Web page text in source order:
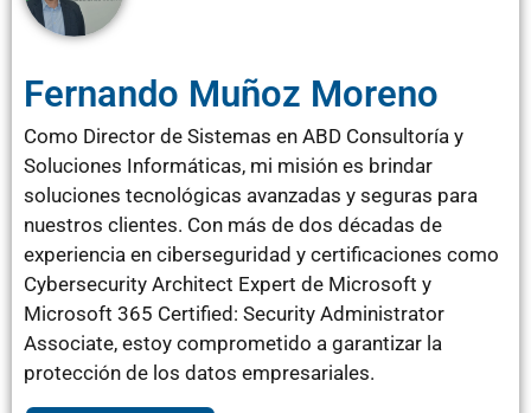
Fernando Muñoz Moreno
Como Director de Sistemas en ABD Consultoría y
Soluciones Informáticas, mi misión es brindar
soluciones tecnológicas avanzadas y seguras para
nuestros clientes. Con más de dos décadas de
experiencia en ciberseguridad y certificaciones como
Cybersecurity Architect Expert de Microsoft y
Microsoft 365 Certified: Security Administrator
Associate, estoy comprometido a garantizar la
protección de los datos empresariales.